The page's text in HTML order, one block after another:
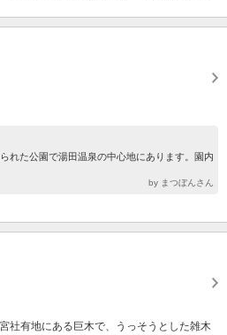
れた公園で湯田温泉の中心地にあります。園内
by まつぼんさん
社有地にある巨木で、うっそうとした雑木